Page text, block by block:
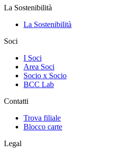
La Sostenibilità
La Sostenibilità
Soci
I Soci
Area Soci
Socio x Socio
BCC Lab
Contatti
Trova filiale
Blocco carte
Legal